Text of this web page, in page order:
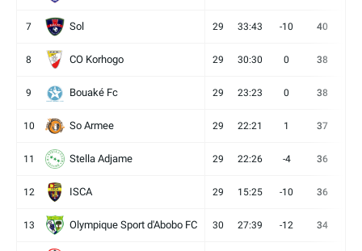
7 Sol 29 33:43 -10 40
8 CO Korhogo 29 30:30 0 38
9 Bouaké Fc 29 23:23 0 38
10 So Armee 29 22:21 1 37
11 Stella Adjame 29 22:26 -4 36
12 ISCA 29 15:25 -10 36
13 Olympique Sport d'Abobo FC 30 27:39 -12 34